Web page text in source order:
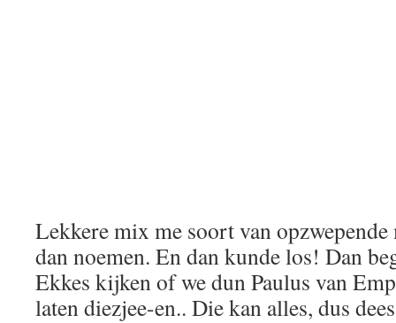
Lekkere mix me soort van opzwepende
dan noemen. En dan kunde los! Dan
Ekkes kijken of we dun Paulus van
laten diezjee-en.. Die kan alles, dus